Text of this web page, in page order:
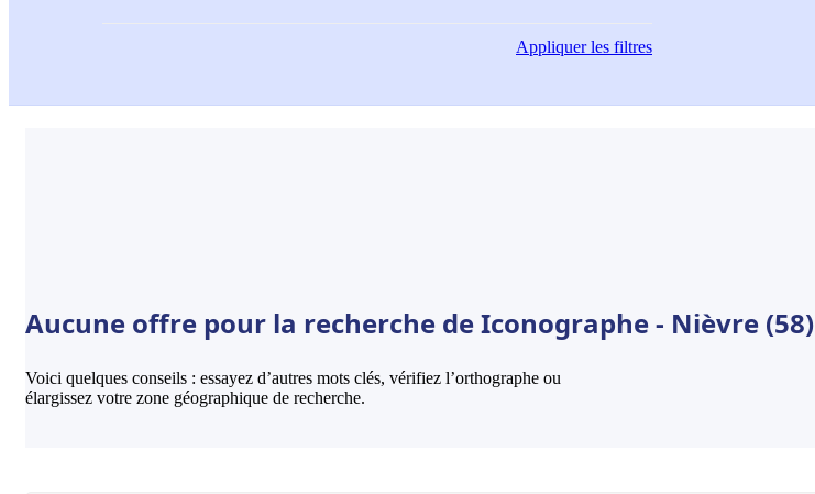
Appliquerles filtres
Aucune offre pour la recherche de Iconographe - Nièvre (58)
Voici quelques conseils : essayez d’autres mots clés, vérifiez l’orthographe ou
élargissez votre zone géographique de recherche.